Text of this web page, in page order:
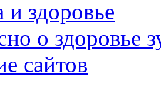
и здоровье
о здоровье
сайтов